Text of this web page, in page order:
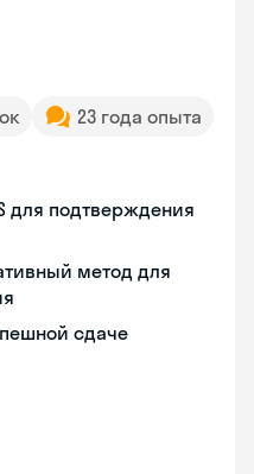
23 года опыта
для подтверждения
метод для
сдаче